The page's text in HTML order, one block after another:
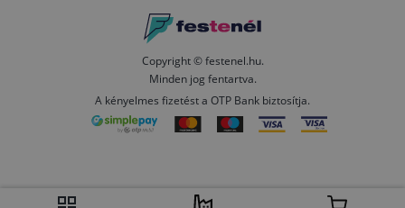
Copyright © festenel.hu.
Minden jog fentartva.
A kényelmes fizetést a OTP Bank biztosítja.